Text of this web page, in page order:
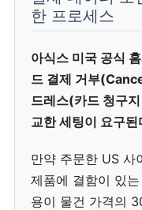
한 프로세스
아식스 미국 공식
드 결제 거부
드레스(카드 청구
교한 세팅이 요구된
만약 주문한 US 사
제품에 결함이 있
용이 물건 가격의